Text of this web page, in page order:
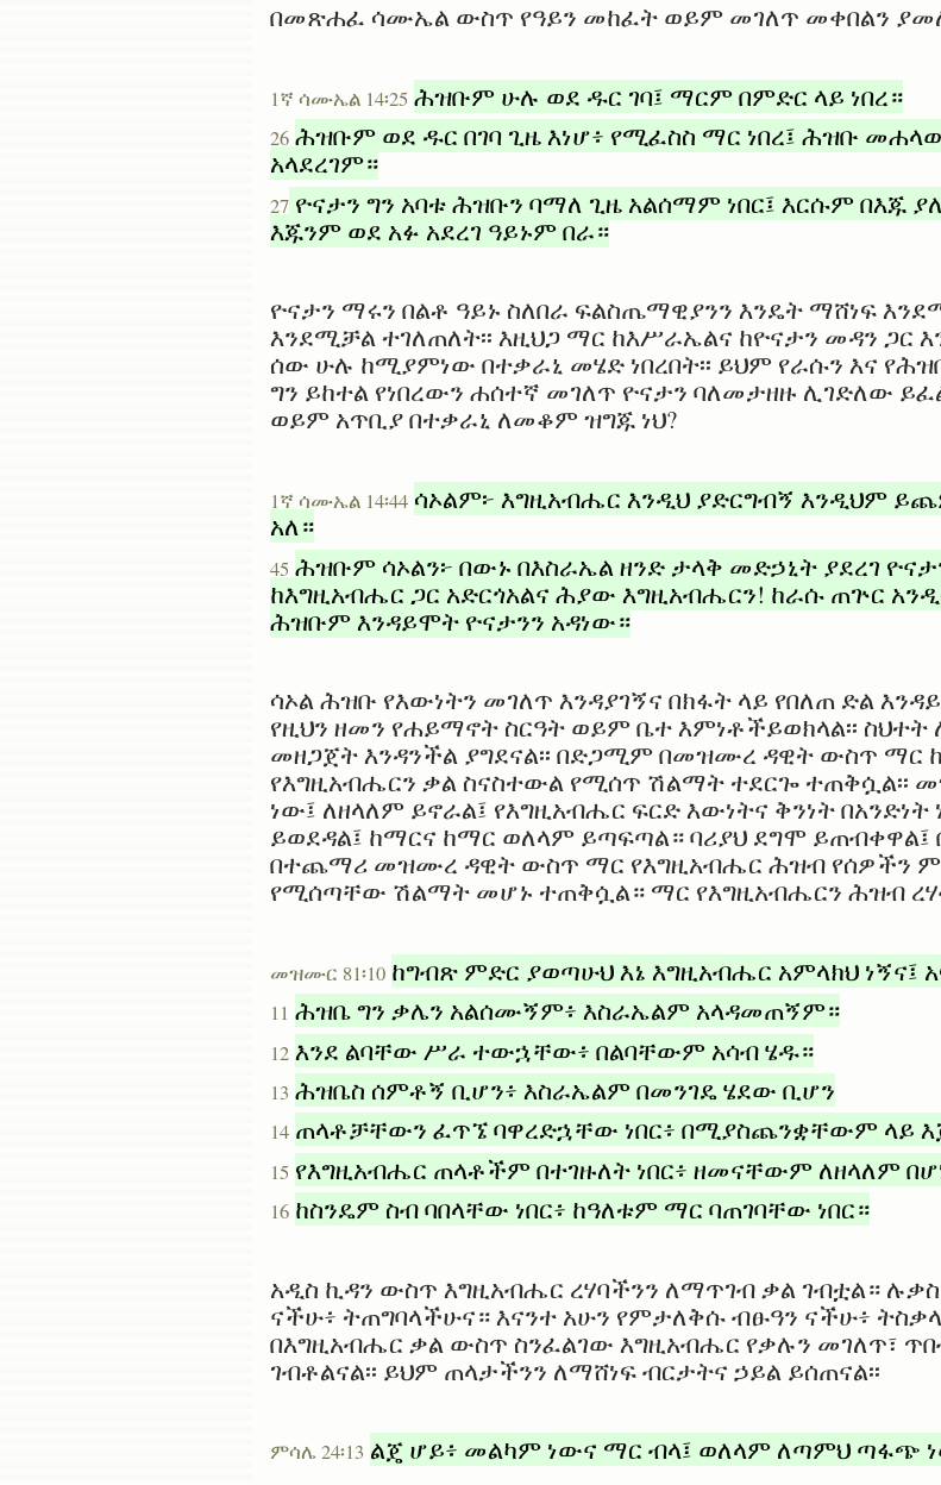
በመጽሐፈ ሳሙኤል ውስጥ የዓይን መከፈት ወይም መገለጥ መቀበልን
1ኛ ሳሙኤል 14፡25 ሕዝቡም ሁሉ ወደ ዱር ገባ፤ ማርም በምድር ላይ ነበረ።
26 ሕዝቡም ወደ ዱር በገባ ጊዜ እነሆ፥ የሚፈስስ ማር ነበረ፤ ሕዝቡ
አላደረገም።
27 ዮናታን ግን አባቱ ሕዝቡን ባማለ ጊዜ አልሰማም ነበር፤ እርሱም በእጁ
እጁንም ወደ አፉ አደረገ ዓይኑም በራ።
ዮናታን ማሩን በልቶ ዓይኑ ስለበራ ፍልስጤማዊያንን እንዴት ማሸነፍ
እንደሚቻል ተገለጠለት፡፡ እዚህጋ ማር ከእሥራኤልና ከዮናታን መዳን ጋር
ሰው ሁሉ ከሚያምነው በተቃራኒ መሄድ ነበረበት፡፡ ይህም የራሱን እና
ግን ይከተል የነበረውን ሐሰተኛ መገለጥ ዮናታን ባለመታዘዙ ሊገድለው
ወይም አጥቢያ በተቃራኒ ለመቆም ዝግጁ ነህ?
1ኛ ሳሙኤል 14፡44 ሳኦልም፦ እግዚአብሔር እንዲህ ያድርግብኝ እንዲህም
አለ።
45 ሕዝቡም ሳኦልን፦ በውኑ በእስራኤል ዘንድ ታላቅ መድኃኒት ያደረገ
ከእግዚአብሔር ጋር አድርጎአልና ሕያው እግዚአብሔርን! ከራሱ ጠጕር
ሕዝቡም እንዳይሞት ዮናታንን አዳነው።
ሳኦል ሕዝቡ የእውነትን መገለጥ እንዳያገኝና በክፋት ላይ የበለጠ ድል
የዚህን ዘመን የሐይማኖት ስርዓት ወይም ቤተ እምነቶችይወክላል፡፡
መዘጋጀት እንዳንችል ያግደናል፡፡ በድጋሚም በመዝሙረ ዳዊት ውስጥ ማር
የእግዚአብሔርን ቃል ስናስተውል የሚሰጥ ሽልማት ተደርጐ ተጠቅሷል፡፡
ነው፤ ለዘላለም ይኖራል፤ የእግዚአብሔር ፍርድ እውነትና ቅንነት
ይወደዳል፤ ከማርና ከማር ወለላም ይጣፍጣል። ባሪያህ ደግሞ
በተጨማሪ መዝሙረ ዳዊት ውስጥ ማር የእግዚአብሔር ሕዝብ የሰዎችን
የሚሰጣቸው ሽልማት መሆኑ ተጠቅሷል። ማር የእግዚአብሔርን ሕዝብ
መዝሙር 81፡10 ከግብጽ ምድር ያወጣሁህ እኔ እግዚአብሔር አምላክህ ነኝና፤
11 ሕዝቤ ግን ቃሌን አልሰሙኝም፥ እስራኤልም አላዳመጠኝም።
12 እንደ ልባቸው ሥራ ተውኋቸው፥ በልባቸውም አሳብ ሄዱ።
13 ሕዝቤስ ሰምቶኝ ቢሆን፥ እስራኤልም በመንገዴ ሄደው ቢሆን
14 ጠላቶቻቸውን ፈጥኜ ባዋረድኋቸው ነበር፥ በሚያስጨንቋቸውም ላይ
15 የእግዚአብሔር ጠላቶችም በተገዙለት ነበር፥ ዘመናቸውም ለዘላለም በሆነ
16 ከስንዴም ስብ ባበላቸው ነበር፥ ከዓለቱም ማር ባጠገባቸው ነበር።
አዲስ ኪዳን ውስጥ እግዚአብሔር ረሃባችንን ለማጥገብ ቃል ገብቷል። ሉቃስ
ናችሁ፥ ትጠግባላችሁና። እናንተ አሁን የምታለቅሱ ብፁዓን ናችሁ፥
በእግዚአብሔር ቃል ውስጥ ስንፈልገው እግዚአብሔር የቃሉን መገለጥ፣
ገብቶልናል፡፡ ይህም ጠላታችንን ለማሸነፍ ብርታትና ኃይል ይሰጠናል፡፡
ምሳሌ 24፡13 ልጄ ሆይ፥ መልካም ነውና ማር ብላ፤ ወለላም ለጣምህ ጣፋጭ